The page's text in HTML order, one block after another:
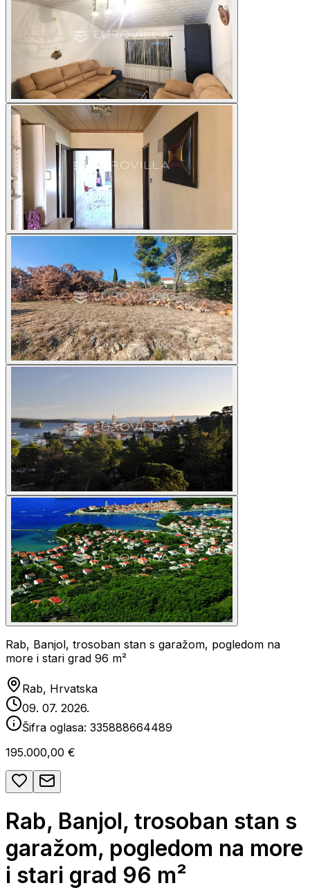
Rab, Banjol, trosoban stan s garažom, pogledom na
more i stari grad 96 m²
Rab, Hrvatska
09. 07. 2026.
Šifra oglasa: 335888664489
195.000,00 €
Rab, Banjol, trosoban stan s
garažom, pogledom na more
i stari grad 96 m²